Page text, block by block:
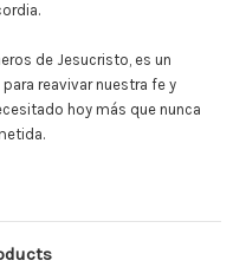
de Jesucristo, es un
reavivar nuestra fe y
hoy más que nunca